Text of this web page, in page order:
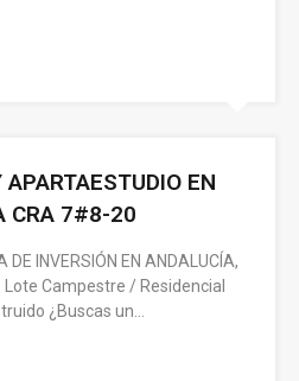
EN
CRA 7#8-20
DE INVERSIÓN EN ANDALUCÍA,
Campestre / Residencial
¿Buscas un…